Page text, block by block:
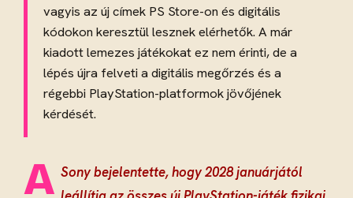
vagyis az új címek PS Store-on és digitális
kódokon keresztül lesznek elérhetők. A már
kiadott lemezes játékokat ez nem érinti, de a
lépés újra felveti a digitális megőrzés és a
régebbi PlayStation-platformok jövőjének
kérdését.
A Sony bejelentette, hogy 2028 januárjától